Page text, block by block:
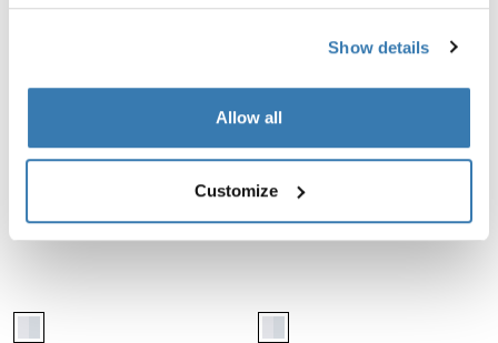
Show details
Allow all
Customize
correa de bloqueo pasivo para 1
add-on
Thule VeloSpace 3 bike adapter Negro (selected)
Thule VeloSpace 3 bike
Thule VeloSpace
Thule EasyFold XT loading ramp
Thule EasyFold XT loading
ramp
Thule VeloSpace XT Bike Adapter Aluminio (selected)
aluminium (selected)